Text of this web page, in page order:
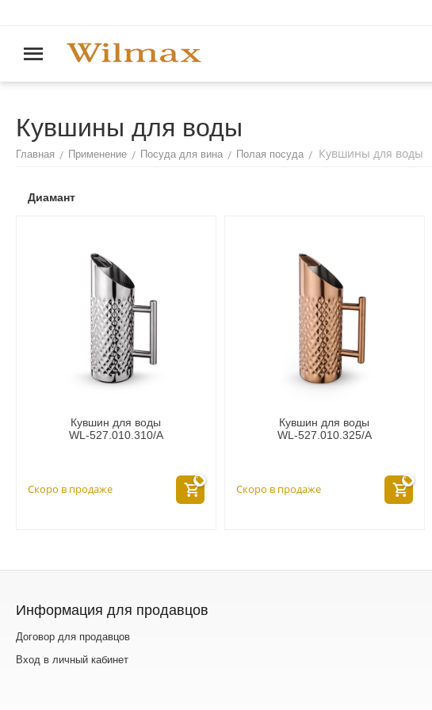
Кувшины для воды
Главная / Применение / Посуда для вина / Полая посуда / Кувшины для воды
Диамант
Кувшин для воды
WL‑527.010.310/A
Скоро в продаже
Кувшин для воды
WL‑527.010.325/A
Скоро в продаже
Информация для продавцов
Договор для продавцов
Вход в личный кабинет